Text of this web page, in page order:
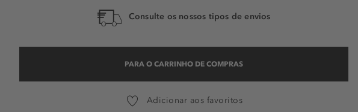
Consulte os nossos tipos de envios
PARA O CARRINHO DE COMPRAS
Adicionar aos favoritos